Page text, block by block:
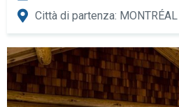
Città di partenza: MONTRÉAL